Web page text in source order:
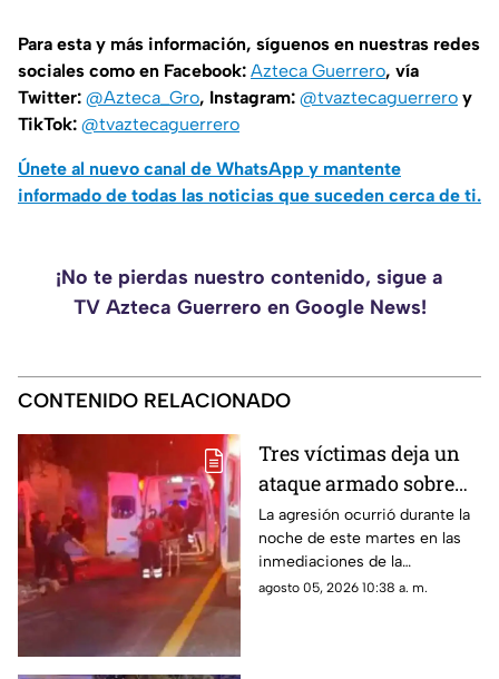
Para esta y más información, síguenos en nuestras redes
sociales como en Facebook: Azteca Guerrero, vía
Twitter: @Azteca_Gro, Instagram: @tvaztecaguerrero y
TikTok: @tvaztecaguerrero
Únete al nuevo canal de WhatsApp y mantente
informado de todas las noticias que suceden cerca de ti.
¡No te pierdas nuestro contenido, sigue a
TV Azteca Guerrero en Google News!
CONTENIDO RELACIONADO
Tres víctimas deja un
ataque armado sobre
carretera federal de
Iguala
La agresión ocurrió durante la
noche de este martes en las
inmediaciones de la
comunidad de El Naranjo.
agosto 05, 2026 10:38 a. m.